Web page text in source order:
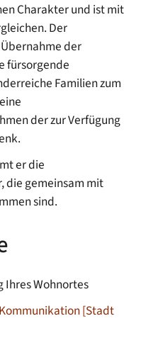
Charakter und ist mit
Der
der
fürsorgende
Familien zum
der zur Verfügung
er die
die gemeinsam mit
sind.
Wohnortes
[Stadt